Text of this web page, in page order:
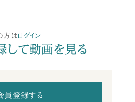
方はログイン
して動画を見る
員登録する